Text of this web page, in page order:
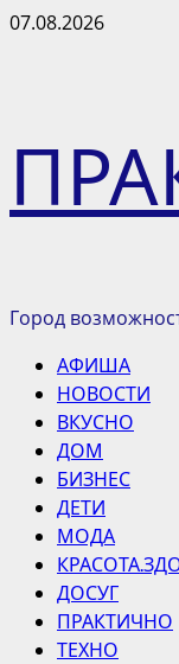
Перейти
07.08.2026
Город
Основное
меню
АФИША
НОВОСТИ
ВКУСНО
ДОМ
БИЗНЕС
ДЕТИ
МОДА
ДОСУГ
ПРАКТИЧНО
ТЕХНО